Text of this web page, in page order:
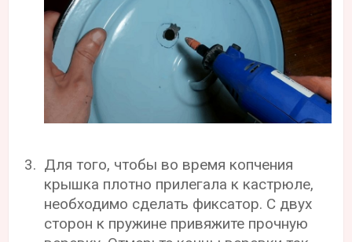
Для того, чтобы во время копчения
крышка плотно прилегала к кастрюле,
необходимо сделать фиксатор. С двух
сторон к пружине привяжите прочную